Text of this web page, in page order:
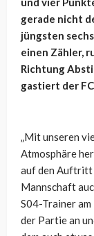
gerade nicht
jüngsten
einen Zähler,
Richtung
gastiert der
„Mit unseren
Atmosphäre
auf den Auftritt
Mannschaft
S04-Trainer
der Partie an